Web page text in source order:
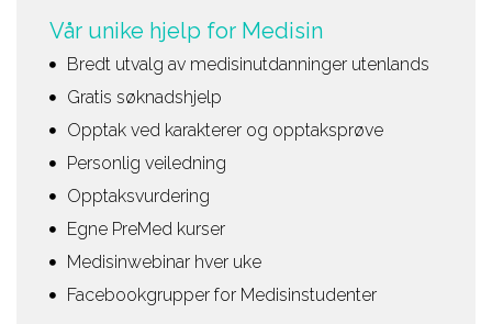
Vår unike hjelp for Medisin
Bredt utvalg av medisinutdanninger utenlands
Gratis søknadshjelp
Opptak ved karakterer og opptaksprøve
Personlig veiledning
Opptaksvurdering
Egne PreMed kurser
Medisinwebinar hver uke
Facebookgrupper for Medisinstudenter